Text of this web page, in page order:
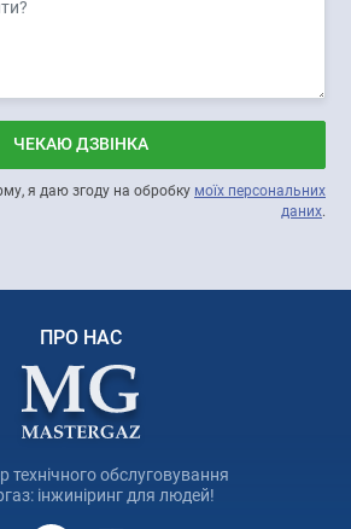
ЧЕКАЮ ДЗВІНКА
я даю згоду на обробку моїх персональних
даних.
ПРО НАС
технічного обслуговування
інжиніринг для людей!